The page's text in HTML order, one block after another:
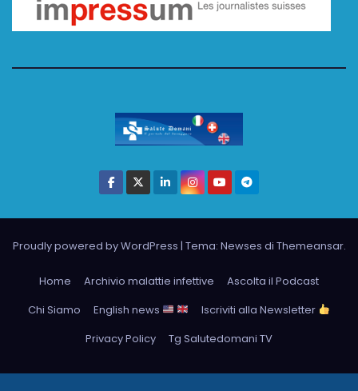
Proudly powered by WordPress | Tema: Newses di Themeansar.
Home Archivio malattie infettive
Ascolta il Podcast
Chi Siamo
English news
Iscriviti alla Newsletter
Privacy Policy
Tg Salutedomani TV